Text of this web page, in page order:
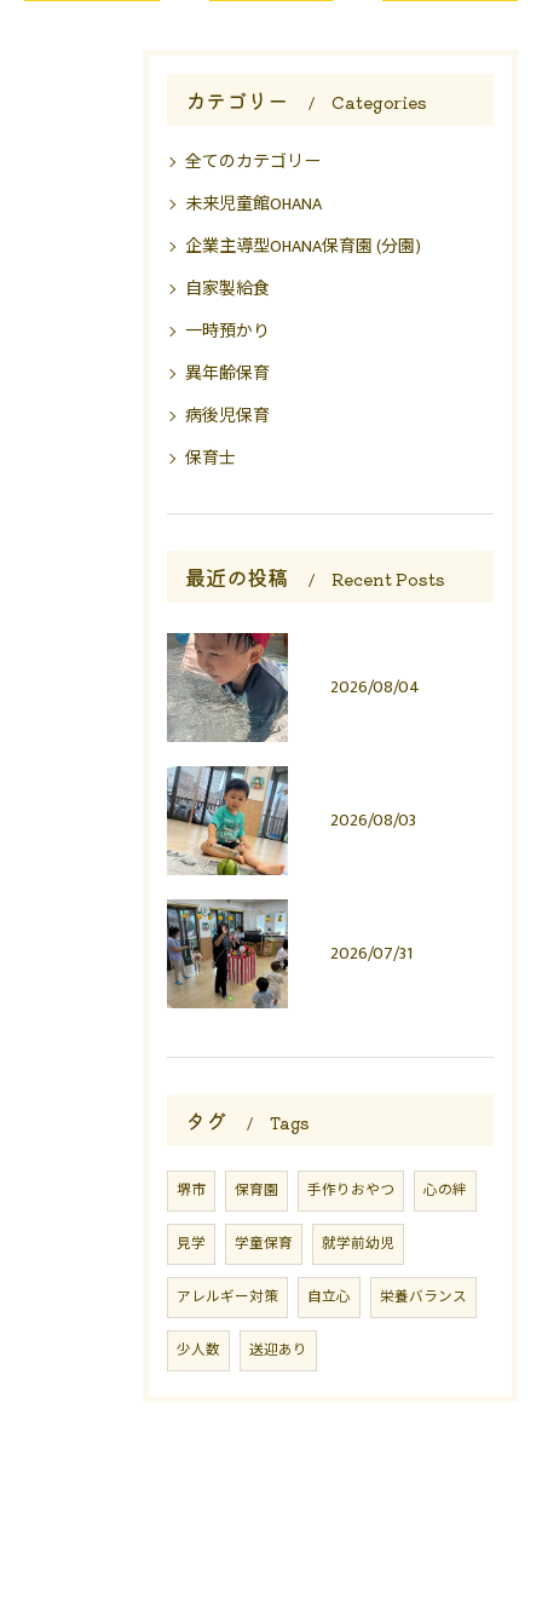
カテゴリー Categories
全てのカテゴリー
未来児童館OHANA
企業主導型OHANA保育園 (分園)
自家製給食
一時預かり
異年齢保育
病後児保育
保育士
最近の投稿 Recent Posts
2026/08/04
2026/08/03
2026/07/31
タグ Tags
堺市 保育園 手作りおやつ 心の絆
見学 学童保育 就学前幼児
アレルギー対策 自立心 栄養バランス
少人数 送迎あり